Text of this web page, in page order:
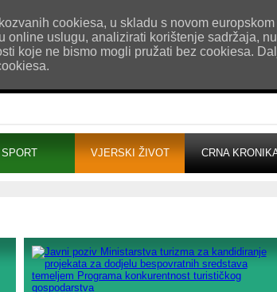
korištenja Pošaljite nam vijest!
SPORT VJERSKI ŽIVOT CRNA
cookiesa, u skladu s novom
online uslugu, analizirati korištenje sadržaja,
koje ne bismo mogli pružati bez cookiesa.